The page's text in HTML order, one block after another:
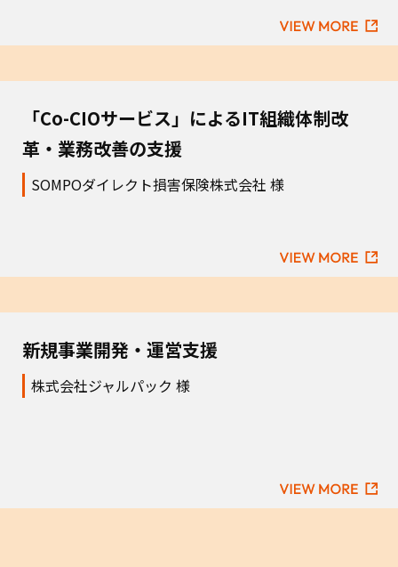
「Co-CIOサービス」によるIT組織体制改
革・業務改善の支援
SOMPOダイレクト損害保険株式会社 様
新規事業開発・運営支援
株式会社ジャルパック 様